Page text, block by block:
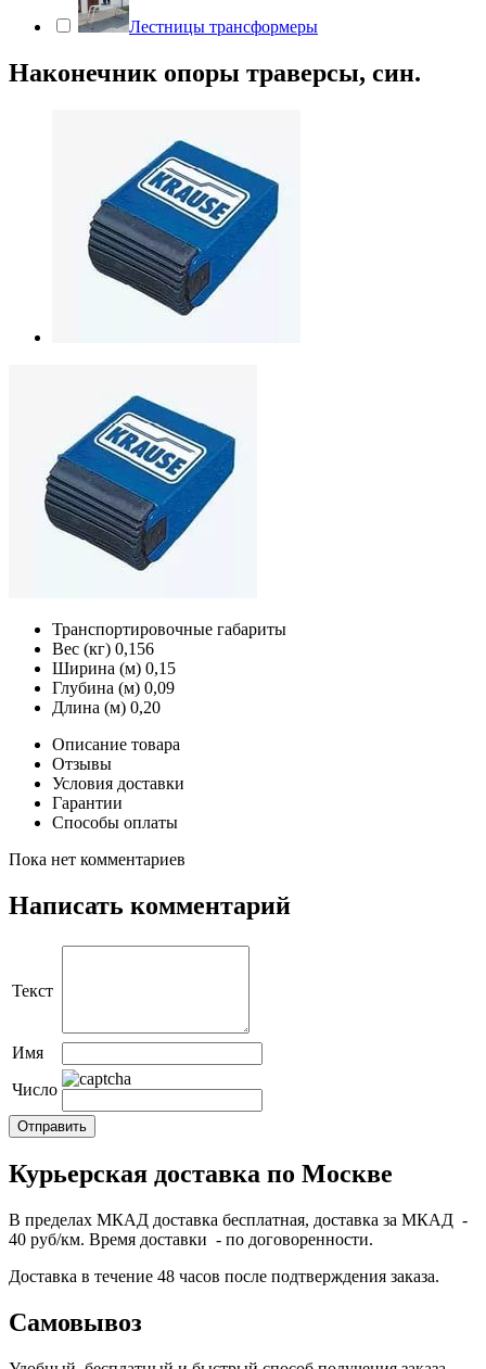
Лестницы трансформеры
Наконечник опоры траверсы, син.
Транспортировочные габариты
Вес (кг) 0,156
Ширина (м) 0,15
Глубина (м) 0,09
Длина (м) 0,20
Описание товара
Отзывы
Условия доставки
Гарантии
Способы оплаты
Пока нет комментариев
Написать комментарий
Текст
Имя
Число
Курьерская доставка по Москве
В пределах МКАД доставка бесплатная, доставка за МКАД -
40 руб/км. Время доставки - по договоренности.
Доставка в течение 48 часов после подтверждения заказа.
Самовывоз